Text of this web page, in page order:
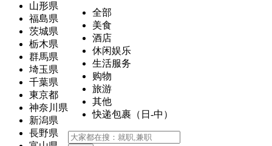
山形県
福島県
茨城県
栃木県
群馬県
埼玉県
千葉県
東京都
神奈川県
新潟県
長野県
全部
美食
酒店
休闲娱乐
生活服务
购物
旅游
其他
快递包裹（日-中）